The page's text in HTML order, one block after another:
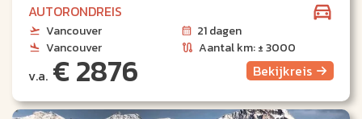
AUTORONDREIS
Vancouver
21 dagen
Vancouver
Aantal km: ± 3000
v.a. € 2876 Bekijkreis